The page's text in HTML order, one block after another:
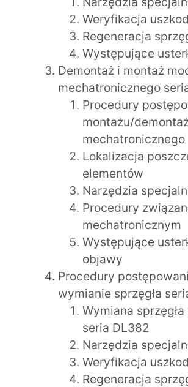
Weryfikacja
Regeneracja
Występujące
Demontaż i montaż
mechatronicznego
Procedury
montażu/
mechatronicznego
Lokalizacja
elementów
Narzędzia
Procedury
mechatronicznym
Występujące
objawy
Procedury
wymianie sprzęgła
Wymiana
seria DL382
Narzędzia
Weryfikacja
Regeneracja